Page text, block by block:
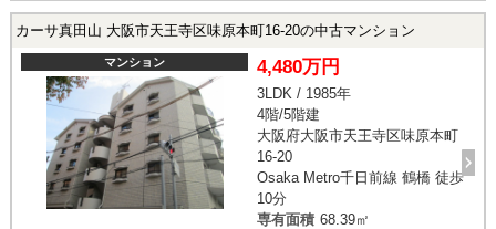
レ・建具 新調 ◎クロス・フローリング張替 ◎ハウスクリーニング等 ☆只
能です。 併せて内覧を希望される際は、物件名を担当者までお申し付け
下さい。
カーサ真田山 大阪市天王寺区味原本町16-20の中古マンション
マンション 4,480万円
3LDK / 1985年
4階/5階建
大阪府大阪市天王寺区味原本町
16-20
Osaka Metro千日前線 鶴橋 徒歩
10分
専有面積 68.39㎡